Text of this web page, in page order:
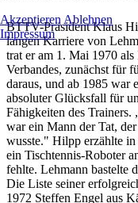
BTTV-Präsident Klaus
langen Karriere von
trat er am 1. Mai 1970
Verbandes, zunächst für
daraus, und ab 1985 war
absoluter Glücksfall für
Fähigkeiten des
war ein Mann der Tat,
wusste." Hilpp erzählte in
ein Tischtennis-Roboter
fehlte. Lehmann bastelte
Die Liste seiner
1972 Steffen Engel aus
Akzeptieren Ablehnen
Impressum